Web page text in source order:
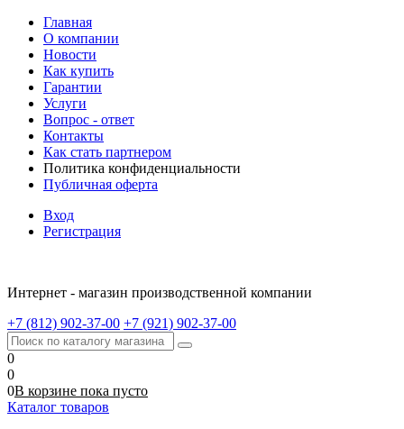
Главная
О компании
Новости
Как купить
Гарантии
Услуги
Вопрос - ответ
Контакты
Как стать партнером
Политика конфиденциальности
Публичная оферта
Вход
Регистрация
Интернет - магазин производственной компании
+7 (812) 902-37-00 +7 (921) 902-37-00
0
0
0В корзине пока пусто
Каталог товаров